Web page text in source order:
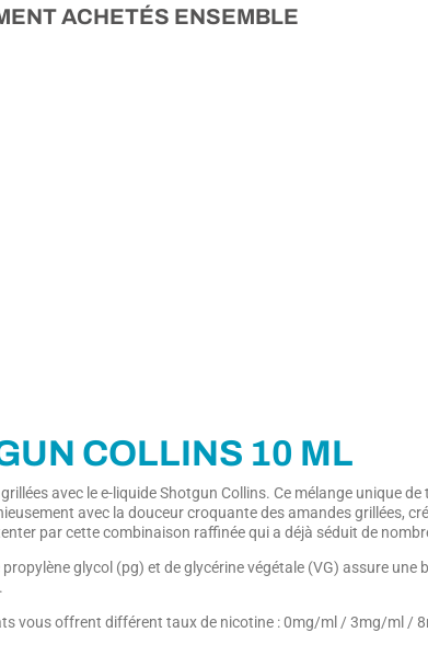
ACHETÉS ENSEMBLE
COLLINS 10 ML
avec le e-liquide Shotgun Collins. Ce mélange unique
avec la douceur croquante des amandes grillées,
par cette combinaison raffinée qui a déjà séduit de
glycol (pg) et de glycérine végétale (VG) assure une
vous offrent différent taux de nicotine : 0mg/ml / 3mg/ml /